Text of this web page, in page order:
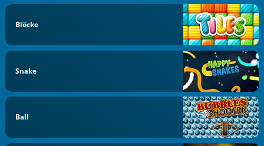
Blöcke
Snake
Ball